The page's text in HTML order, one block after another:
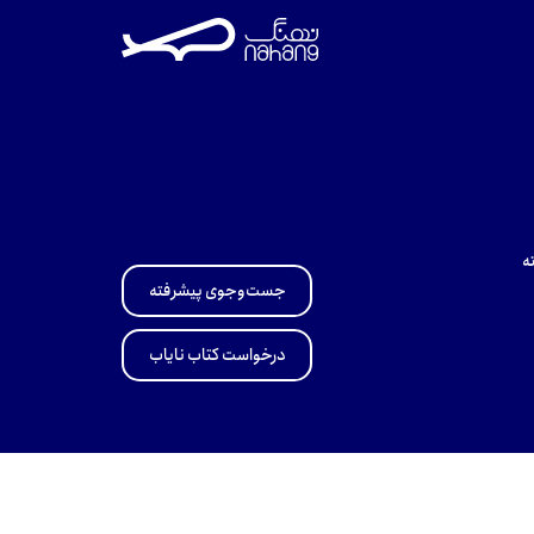
جست‌وجوی پیشرفته
درخواست کتاب نایاب